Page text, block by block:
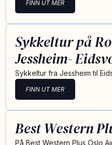
FINN UT MER
Sykkeltur på
Jessheim-
Sykkeltur fra Jessheim til
FINN UT MER
Best Western
På Best Western Plus Oslo